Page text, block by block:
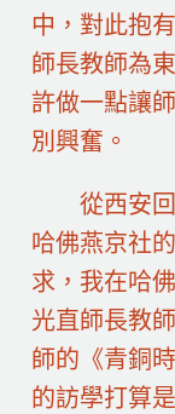
中，對此抱
師長教師為
許做一點讓
別興奮。
從西安
哈佛燕京社
求，我在哈
光直師長教
師的《青銅
的訪學打算